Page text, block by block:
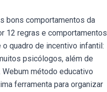
bons comportamentos da
12 regras e comportamentos
quadro de incentivo infantil:
psicólogos, além de
Webum método educativo
ferramenta para organizar